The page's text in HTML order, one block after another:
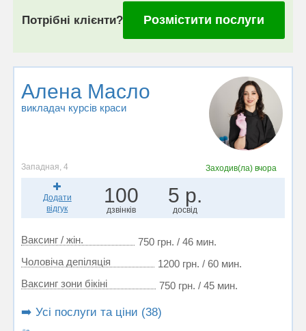
Потрібні клієнти? Розмістити послуги
Алена Масло
викладач курсів краси
Западная, 4 Заходив(ла) вчора
Додати
відгук
100
дзвінків
5 р.
досвід
Ваксинг / жін.
750 грн. / 46 мин.
Чоловіча депіляція
1200 грн. / 60 мин.
Ваксинг зони бікіні
750 грн. / 45 мин.
➡️ Усі послуги та ціни (38)